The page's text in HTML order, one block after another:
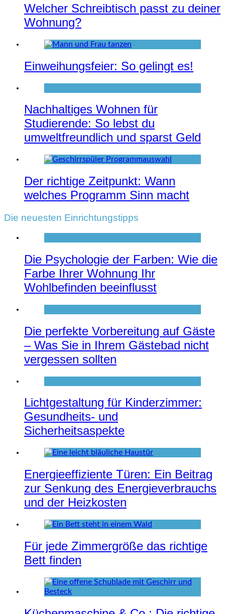
Welcher Schreibtisch passt zu deiner
Wohnung?
Einweihungsfeier: So gelingt es!
Nachhaltiges Wohnen für
Studierende: So lebst du
umweltfreundlich und sparst Geld
Der richtige Zeitpunkt: Wann
welches Programm Sinn macht
Die neuesten Einrichtungstipps
Die Psychologie der Farben: Wie die
Farbe Ihrer Wohnung Ihr
Wohlbefinden beeinflusst
Die perfekte Vorbereitung auf Gäste
– Was Sie in Ihrem Gästebad nicht
vergessen sollten
Lichtgestaltung für Kinderzimmer:
Gesundheits- und
Sicherheitsaspekte
Energieeffiziente Türen: Ein Beitrag
zur Senkung des Energieverbrauchs
und der Heizkosten
Für jede Zimmergröße das richtige
Bett finden